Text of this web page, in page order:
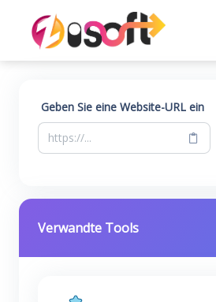
Geben Sie eine Website-URL ein
Verwandte Tools